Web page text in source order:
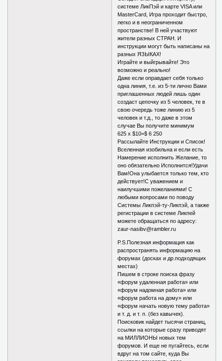
системе ЛикПэй и карте VISA или
MasterCard, Игра проходит быстро,
легко и в неограниченном
пространстве! В ней участвуют
жители разных СТРАН. И
инструкции могут быть написаны на
разных ЯЗЫКАХ!
Играйте и выйгрывайте! Это
возможно и реально!
Даже если оправдает себя только
одна линия, т.е. из 5-ти лично Вами
приглашенных людей лишь один
создаст цепочку из 5 человек, те в
свою очередь тоже линию из 5
человек и т.д., то даже в этом
случае Вы получите минимум
625 х $10=$ 6 250
Рассылайте Инструкции и Список!
Вселенная изобильна и если есть
Намерение исполнить Желание, то
оно обязательно Исполнится!Удачи
Вам!Она улыбается только тем, кто
действует!С уважением и
наилучшими пожеланиями! С
любыми вопросами по поводу
Системы Ликпэй-ту-Ликпэй, а также
регистрации в системе Ликпей
можете обращаться по адресу:
zaur-nasibv@rambler.ru
P.S.Полезная информация как
распространять информацию на
форумах (досках и др.подходящих
местах)
Пишем в строке поиска фразу
«форум удаленная работа» или
«форум надомная работа» или
«форум работа на дому» или
«форум начать новую тему работа»
и т. д. и т. п. (без кавычек).
Поисковик найдет тысячи страниц,
ссылки на которые сразу приводят
на МИЛЛИОНЫ новых тем
форумов. И еще не пугайтесь, если
вдруг на том сайте, куда Вы